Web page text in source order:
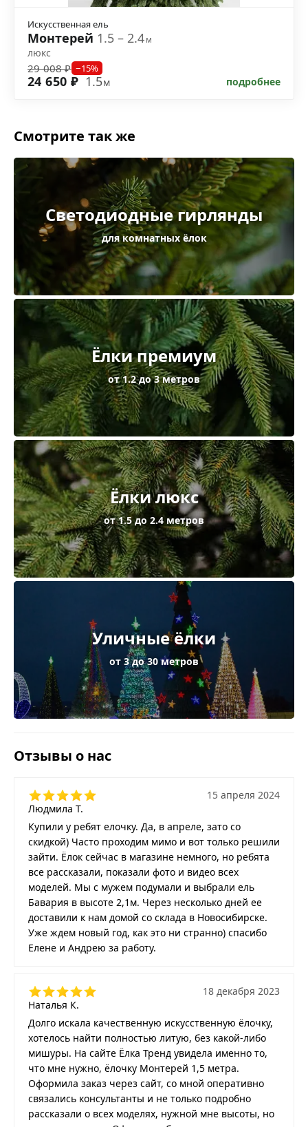
Искусственная ель
Монтерей 1.5 – 2.4м
люкс
29 008 ₽ −15%
24 650 ₽ 1.5м подробнее
Смотрите так же
Светодиодные гирлянды
для комнатных ёлок
Ёлки премиум
от 1.2 до 3 метров
Ёлки люкс
от 1.5 до 2.4 метров
Уличные ёлки
от 3 до 30 метров
Отзывы о нас
Людмила Т.
15 апреля 2024
Купили у ребят елочку. Да, в апреле, зато со
скидкой) Часто проходим мимо и вот только решили
зайти. Ёлок сейчас в магазине немного, но ребята
все рассказали, показали фото и видео всех
моделей. Мы с мужем подумали и выбрали ель
Бавария в высоте 2,1м. Через несколько дней ее
доставили к нам домой со склада в Новосибирске.
Уже ждем новый год, как это ни странно) спасибо
Елене и Андрею за работу.
Наталья К.
18 декабря 2023
Долго искала качественную искусственную ёлочку,
хотелось найти полностью литую, без какой-либо
мишуры. На сайте Ёлка Тренд увидела именно то,
что мне нужно, ёлочку Монтерей 1,5 метра.
Оформила заказ через сайт, со мной оперативно
связались консультанты и не только подробно
рассказали о всех моделях, нужной мне высоты, но